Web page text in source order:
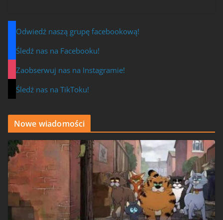
Odwiedź naszą grupę facebookową!
Śledź nas na Facebooku!
Zaobserwuj nas na Instagramie!
Śledź nas na TikToku!
Nowe wiadomości